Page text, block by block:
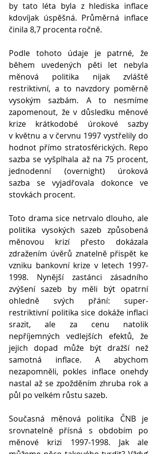
by tato léta byla z hlediska inflace
kdovíjak úspěšná. Průměrná inflace
činila 8,7 procenta ročně.
Podle tohoto údaje je patrné, že
během uvedených pěti let nebyla
měnová politika nijak zvláště
restriktivní, a to navzdory poměrně
vysokým sazbám. A to nesmíme
zapomenout, že v důsledku měnové
krize krátkodobé úrokové sazby
v květnu a v červnu 1997 vystřelily do
hodnot přímo stratosférických. Repo
sazba se vyšplhala až na 75 procent,
jednodenní (overnight) úroková
sazba se vyjadřovala dokonce ve
stovkách procent.
Toto drama sice netrvalo dlouho, ale
politika vysokých sazeb způsobená
měnovou krizí přesto dokázala
zdražením úvěrů znatelně přispět ke
vzniku bankovní krize v letech 1997-
1998. Nynější zastánci zásadního
zvýšení sazeb by měli být opatrní
ohledně svých přání: super-
restriktivní politika sice dokáže inflaci
srazit, ale za cenu natolik
nepříjemných vedlejších efektů, že
jejich dopad může být dražší než
samotná inflace. A abychom
nezapomněli, pokles inflace onehdy
nastal až se zpožděním zhruba rok a
půl po velkém růstu sazeb.
Současná měnová politika ČNB je
srovnatelně přísná s obdobím po
měnové krizi 1997-1998. Jak ale